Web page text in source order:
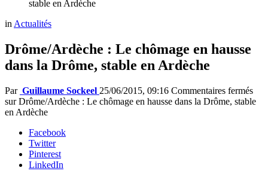
stable en Ardèche
inActualités
Drôme/Ardèche : Le chômage en hausse
dans la Drôme, stable en Ardèche
Par Guillaume Sockeel 25/06/2015, 09:16 Commentaires fermés
sur Drôme/Ardèche : Le chômage en hausse dans la Drôme, stable
en Ardèche
Facebook
Twitter
Pinterest
LinkedIn